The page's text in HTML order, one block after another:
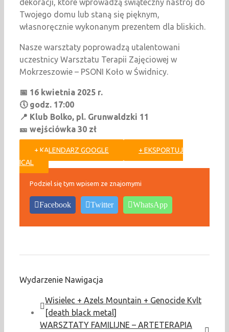
dekoracji, które wprowadzą świąteczny nastrój do
Twojego domu lub staną się pięknym,
własnoręcznie wykonanym prezentem dla bliskich.
Nasze warsztaty poprowadzą utalentowani
uczestnicy Warsztatu Terapii Zajęciowej w
Mokrzeszowie – PSONI Koło w Świdnicy.
📅 16 kwietnia 2025 r.
🕔 godz. 17:00
📍 Klub Bolko, pl. Grunwaldzki 11
🎫 wejściówka 30 zł
+ KALENDARZ GOOGLE
+ EKSPORTUJ
ICAL
Podziel się tym wpisem ze znajomymi
Facebook Twitter WhatsApp
Wydarzenie Nawigacja
Wisielec + Azels Mountain + Genocide Kvlt
[death black metal]
WARSZTATY FAMILIJNE – ARTETERAPIA